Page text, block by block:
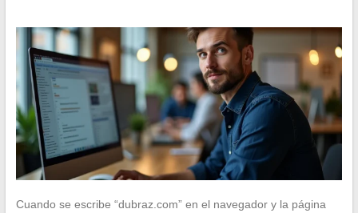
Cuando se escribe “dubraz.com” en el navegador y la página